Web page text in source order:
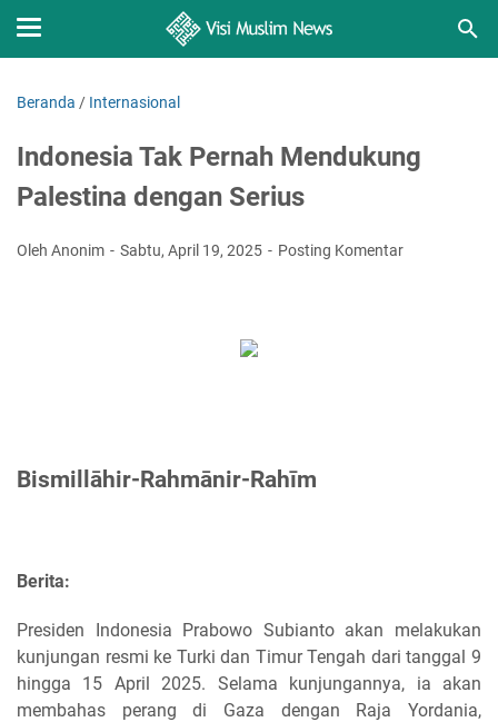
Beranda / Internasional
Indonesia Tak Pernah Mendukung
Palestina dengan Serius
Oleh Anonim Sabtu, April 19, 2025 Posting Komentar
Bismillāhir-Rahmānir-Rahīm
Berita:
Presiden Indonesia Prabowo Subianto akan melakukan
kunjungan resmi ke Turki dan Timur Tengah dari tanggal 9
hingga 15 April 2025. Selama kunjungannya, ia akan
membahas perang di Gaza dengan Raja Yordania,